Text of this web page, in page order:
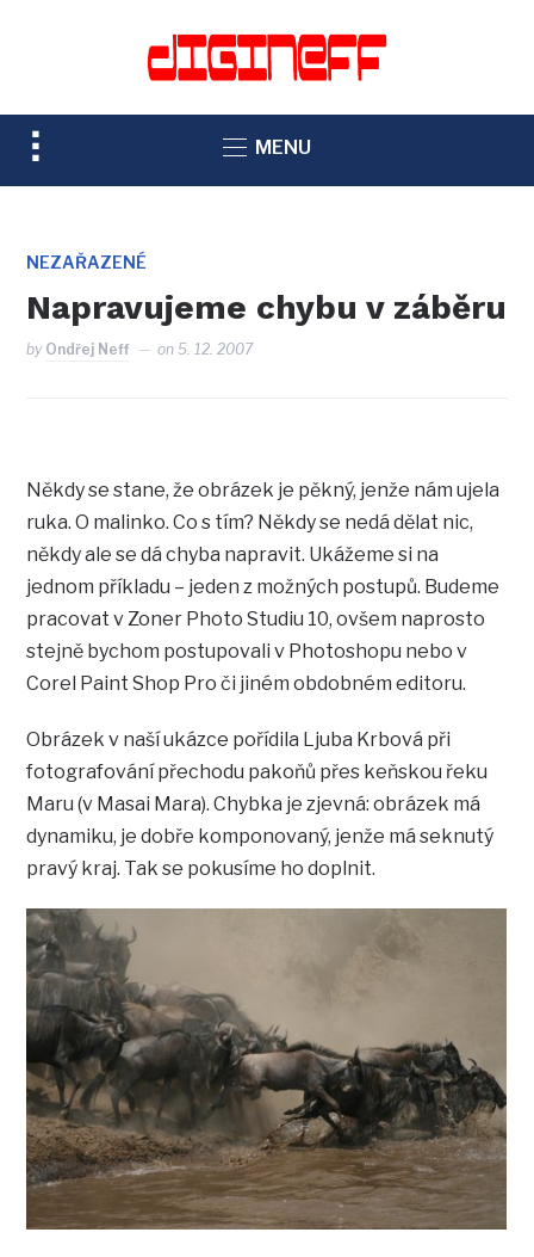
TOGGLE
SIDEBAR
NAVIGATION
MENU
NEZAŘAZENÉ
Napravujeme chybu v záběru
by Ondřej Neff on5. 12. 2007
Někdy se stane, že obrázek je pěkný, jenže nám ujela
ruka. O malinko. Co s tím? Někdy se nedá dělat nic,
někdy ale se dá chyba napravit. Ukážeme si na
jednom příkladu – jeden z možných postupů. Budeme
pracovat v Zoner Photo Studiu 10, ovšem naprosto
stejně bychom postupovali v Photoshopu nebo v
Corel Paint Shop Pro či jiném obdobném editoru.
Obrázek v naší ukázce pořídila Ljuba Krbová při
fotografování přechodu pakoňů přes keňskou řeku
Maru (v Masai Mara). Chybka je zjevná: obrázek má
dynamiku, je dobře komponovaný, jenže má seknutý
pravý kraj. Tak se pokusíme ho doplnit.